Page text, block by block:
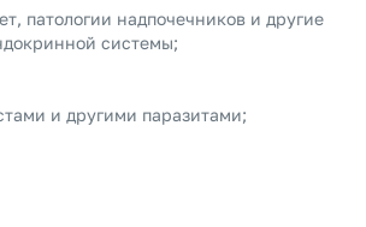
патологии надпочечников и другие
системы;
и другими паразитами;